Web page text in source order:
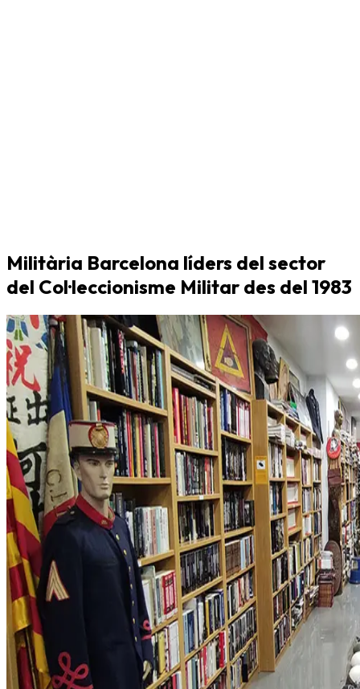
Militària Barcelona líders del sector
del Col·leccionisme Militar des del 1983